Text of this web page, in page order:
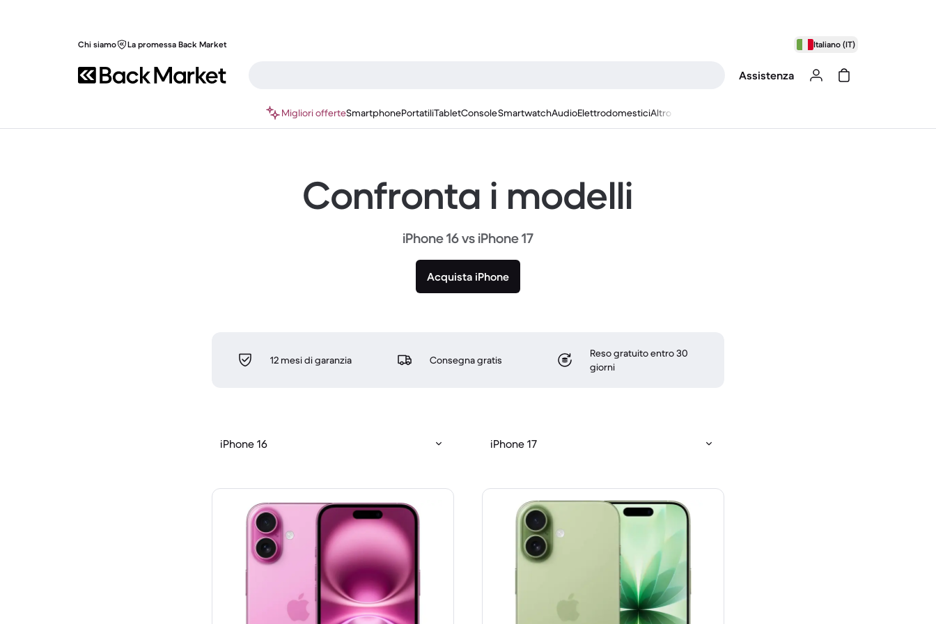
Chi siamo La promessa Back Market Italiano (IT)
Assistenza
Migliori offerteSmartphonePortatiliTabletConsoleSmartwatchAudioElettrodomesticiAltro
Confronta i modelli
iPhone 16 vs iPhone 17
Acquista iPhone
12 mesi di garanzia Consegna gratis
Reso gratuito entro 30
giorni
iPhone 16 iPhone 17